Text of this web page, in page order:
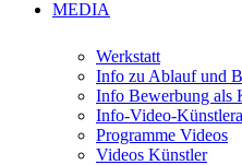
MEDIA
Werkstatt
Info zu Ablauf und
Info Bewerbung als
Info-Video-
Programme Videos
Videos Künstler